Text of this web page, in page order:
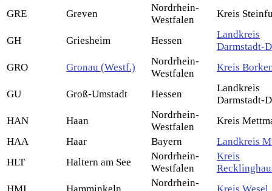
GRE Greven
Nordrhein-
Westfalen
Kreis
GH Griesheim Hessen
Landkreis
Darmstadt-
GRO
Gronau (Westf.)
Nordrhein-
Westfalen
Kreis
GU Groß-Umstadt Hessen
Landkreis
Darmstadt-
HAN
Haan
Nordrhein-
Westfalen
Kreis
HAA
Haar Bayern
Landkreis
HLT
Haltern am See
Nordrhein-
Westfalen
Kreis
Nordrhein-